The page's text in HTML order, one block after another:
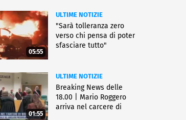
05:55
ULTIME NOTIZIE
"Sarà tolleranza zero
verso chi pensa di poter
sfasciare tutto"
01:55
ULTIME NOTIZIE
Breaking News delle
18.00 | Mario Roggero
arriva nel carcere di